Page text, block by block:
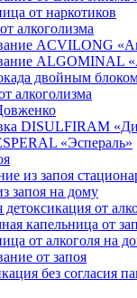
от наркотиков
алкоголизма
ACVILONG
ALGOMINAL
двойным
алкоголизма
DISULFIRAM
«Эспераль»
из запоя
запоя на дому
от
капельница от
от алкоголя на
от запоя
без согласия